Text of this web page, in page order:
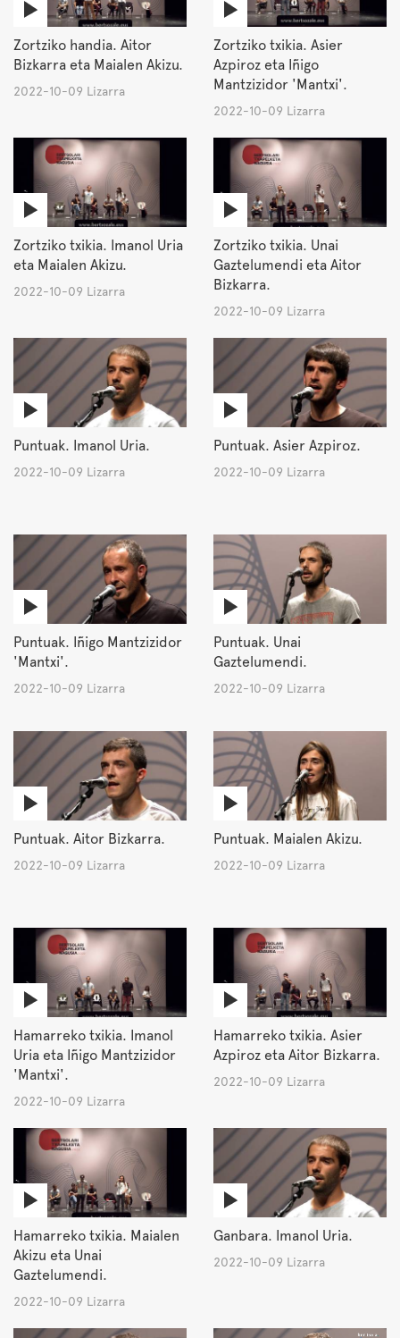
Zortziko handia. Aitor
Bizkarra eta Maialen Akizu.
2022-10-09 Lizarra
Zortziko txikia. Asier
Azpiroz eta Iñigo
Mantzizidor 'Mantxi'.
2022-10-09 Lizarra
Zortziko txikia. Imanol Uria
eta Maialen Akizu.
2022-10-09 Lizarra
Zortziko txikia. Unai
Gaztelumendi eta Aitor
Bizkarra.
2022-10-09 Lizarra
Puntuak. Imanol Uria.
2022-10-09 Lizarra
Puntuak. Asier Azpiroz.
2022-10-09 Lizarra
Puntuak. Iñigo Mantzizidor
'Mantxi'.
2022-10-09 Lizarra
Puntuak. Unai
Gaztelumendi.
2022-10-09 Lizarra
Puntuak. Aitor Bizkarra.
2022-10-09 Lizarra
Puntuak. Maialen Akizu.
2022-10-09 Lizarra
Hamarreko txikia. Imanol
Uria eta Iñigo Mantzizidor
'Mantxi'.
2022-10-09 Lizarra
Hamarreko txikia. Asier
Azpiroz eta Aitor Bizkarra.
2022-10-09 Lizarra
Hamarreko txikia. Maialen
Akizu eta Unai
Gaztelumendi.
2022-10-09 Lizarra
Ganbara. Imanol Uria.
2022-10-09 Lizarra